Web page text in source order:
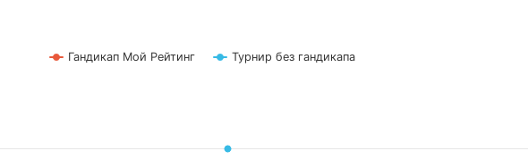
Гандикап Мой Рейтинг Турнир без гандикапа